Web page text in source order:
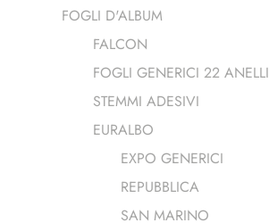
FOGLI D'ALBUM
FALCON
FOGLI GENERICI 22 ANELLI
STEMMI ADESIVI
EURALBO
EXPO GENERICI
REPUBBLICA
SAN MARINO